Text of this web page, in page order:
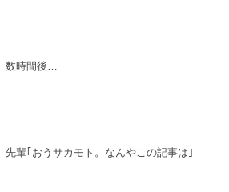
数時間後…
先輩｢おうサカモト。なんやこの記事は｣